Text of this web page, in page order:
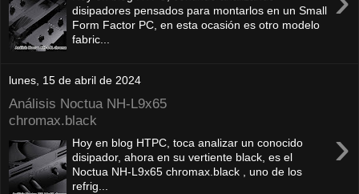
disipadores pensados para montarlos en un Small
Form Factor PC, en esta ocasión es otro modelo
fabric...
lunes, 15 de abril de 2024
Análisis Noctua NH-L9x65
chromax.black
›
Hoy en blog HTPC, toca analizar un conocido
disipador, ahora en su vertiente black, es el
Noctua NH-L9x65 chromax.black , uno de los
refrig...